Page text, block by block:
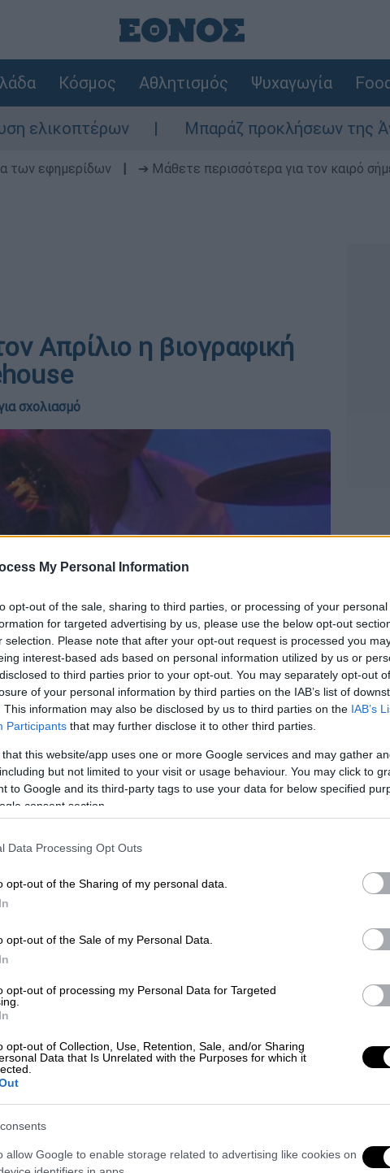
My Personal Information
opt-out of the sale, sharing to third parties, or processing of your personal
for targeted advertising by us, please use the below opt-out
selection. Please note that after your opt-out request is processed you
interest-based ads based on personal information utilized by us or
to third parties prior to your opt-out. You may separately opt-out
of your personal information by third parties on the IAB’s list of
This information may also be disclosed by us to third parties on the IAB’s
Participants that may further disclose it to other third parties.
that this website/app uses one or more Google services and may gather
but not limited to your visit or usage behaviour. You may click to
to Google and its third-party tags to use your data for below specified
consent section.
Data Processing Opt Outs
opt-out of the Sharing of my personal data.
opt-out of the Sale of my Personal Data.
opt-out of processing my Personal Data for Targeted
opt-out of Collection, Use, Retention, Sale, and/or Sharing
Data that Is Unrelated with the Purposes for which it
allow Google to enable storage related to advertising like cookies on
Κόσμος Αθλητισμός Ψυχαγωγία
Μπαράζ προκλήσεων της Άγκυρας
των εφημερίδων ➔ Μάθετε περισσότερα για τον καιρό
Απρίλιο η βιογραφική
σχολιασμό
(Amy Winehouse) ανακοίνωσε η
μοιράστηκε ένα ακόμη στιγμιότυπο
την εμβληματική καλλιτέχνιδα.
της στις
και τις πολωνικές να την
Ολλανδία και Αυστραλία θα φτάσει
Νέα Ζηλανδία στις 24 και 25 Απριλίου.
του 2024 από την Focus Features
το παρόν παραμένει άγνωστη.